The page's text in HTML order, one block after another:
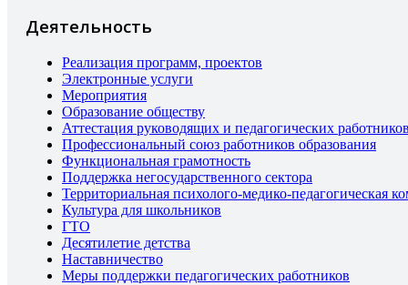
Деятельность
Реализация программ, проектов
Электронные услуги
Мероприятия
Образование обществу
Аттестация руководящих и педагогических работников
Профессиональный союз работников образования
Функциональная грамотность
Поддержка негосударственного сектора
Территориальная психолого-медико-педагогическая
Культура для школьников
ГТО
Десятилетие детства
Наставничество
Меры поддержки педагогических работников